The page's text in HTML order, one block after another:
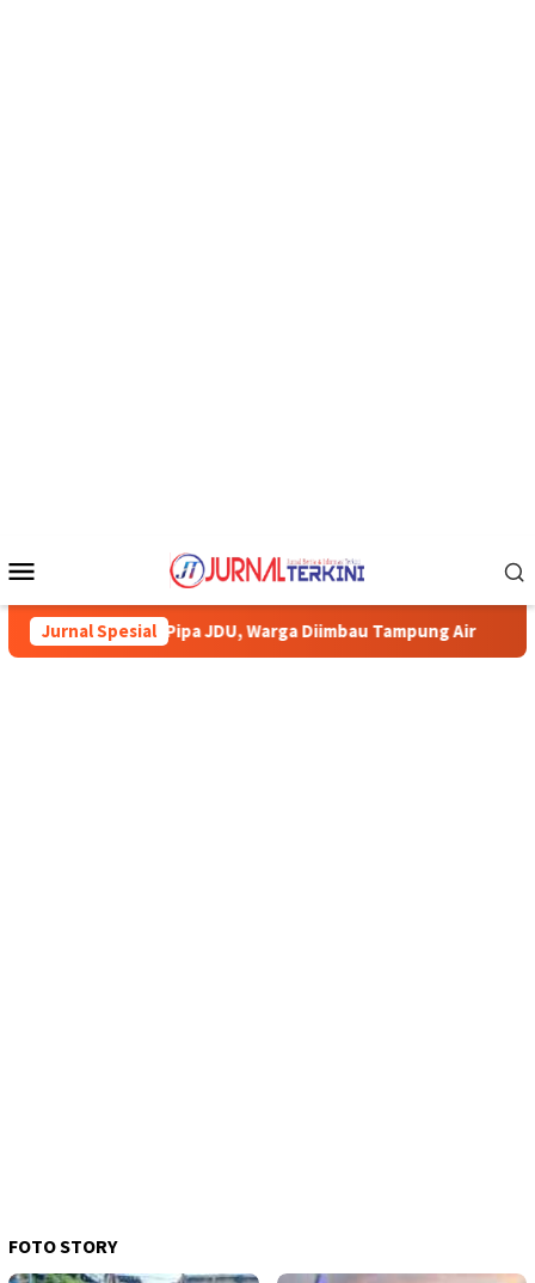
Mobile
Jurnal Spesial
JDU, Warga Diimbau Tampung Air Pemkab
FOTO STORY